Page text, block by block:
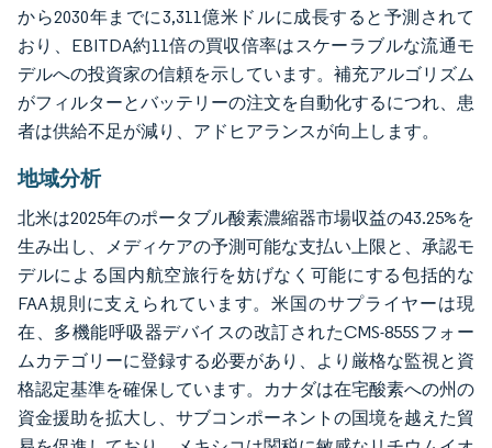
から2030年までに3,311億米ドルに成長すると予測されて
おり、EBITDA約11倍の買収倍率はスケーラブルな流通モ
デルへの投資家の信頼を示しています。補充アルゴリズム
がフィルターとバッテリーの注文を自動化するにつれ、患
者は供給不足が減り、アドヒアランスが向上します。
地域分析
北米は2025年のポータブル酸素濃縮器市場収益の43.25%を
生み出し、メディケアの予測可能な支払い上限と、承認モ
デルによる国内航空旅行を妨げなく可能にする包括的な
FAA規則に支えられています。米国のサプライヤーは現
在、多機能呼吸器デバイスの改訂されたCMS-855Sフォー
ムカテゴリーに登録する必要があり、より厳格な監視と資
格認定基準を確保しています。カナダは在宅酸素への州の
資金援助を拡大し、サブコンポーネントの国境を越えた貿